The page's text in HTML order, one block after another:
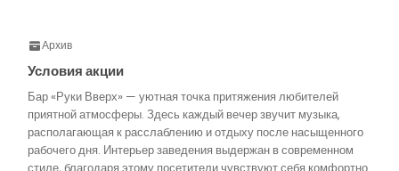
Архив
Условия акции
Бар «Руки Вверх» — уютная точка притяжения любителей
приятной атмосферы. Здесь каждый вечер звучит музыка,
располагающая к расслаблению и отдыху после насыщенного
рабочего дня. Интерьер заведения выдержан в современном